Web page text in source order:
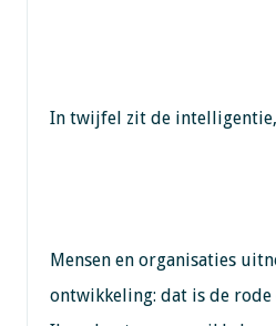
In twijfel zit de
Mensen en organisaties
ontwikkeling: dat is de